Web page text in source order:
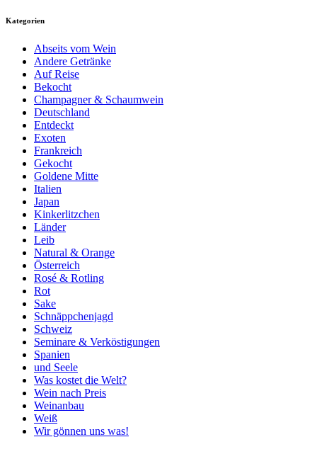
Kategorien
Abseits vom Wein
Andere Getränke
Auf Reise
Bekocht
Champagner & Schaumwein
Deutschland
Entdeckt
Exoten
Frankreich
Gekocht
Goldene Mitte
Italien
Japan
Kinkerlitzchen
Länder
Leib
Natural & Orange
Österreich
Rosé & Rotling
Rot
Sake
Schnäppchenjagd
Schweiz
Seminare & Verköstigungen
Spanien
und Seele
Was kostet die Welt?
Wein nach Preis
Weinanbau
Weiß
Wir gönnen uns was!